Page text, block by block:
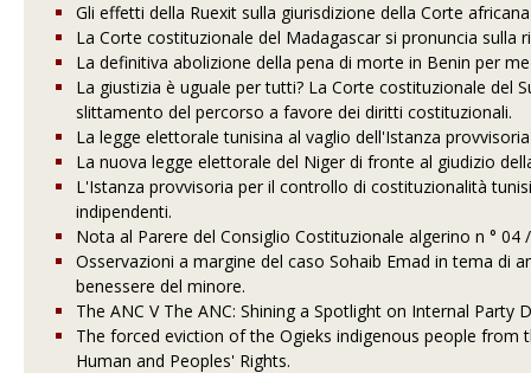
Gli effetti della Ruexit sulla giurisdizione della Corte
La Corte costituzionale del Madagascar si pronuncia sulla
La definitiva abolizione della pena di morte in Benin per
La giustizia è uguale per tutti? La Corte costituzionale del
slittamento del percorso a favore dei diritti costituzionali.
La legge elettorale tunisina al vaglio dell'Istanza
La nuova legge elettorale del Niger di fronte al giudizio
L'Istanza provvisoria per il controllo di costituzionalità
indipendenti.
Nota al Parere del Consiglio Costituzionale algerino n ° 04
Osservazioni a margine del caso Sohaib Emad in tema di
benessere del minore.
The ANC V The ANC: Shining a Spotlight on Internal Party
The forced eviction of the Ogieks indigenous people
Human and Peoples' Rights.